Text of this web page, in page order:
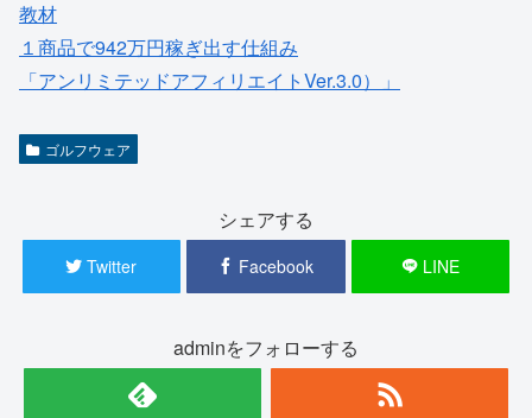
教材
１商品で942万円稼ぎ出す仕組み
「アンリミテッドアフィリエイトVer.3.0）」
ゴルフウェア
シェアする
Twitter Facebook LINE
adminをフォローする